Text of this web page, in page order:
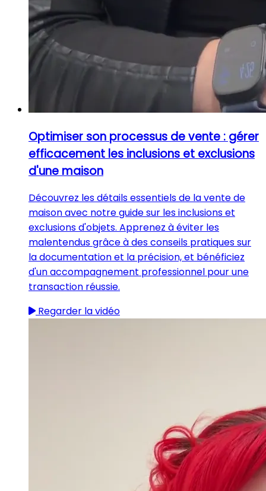
Optimiser son processus de vente : gérer
efficacement les inclusions et exclusions
d'une maison
Découvrez les détails essentiels de la vente de
maison avec notre guide sur les inclusions et
exclusions d'objets. Apprenez à éviter les
malentendus grâce à des conseils pratiques sur
la documentation et la précision, et bénéficiez
d'un accompagnement professionnel pour une
transaction réussie.
Regarder la vidéo